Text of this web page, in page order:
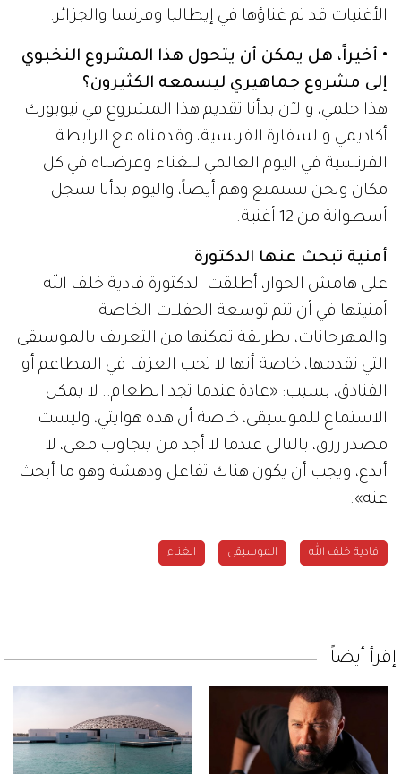
الأغنيات قد تم غناؤها في إيطاليا وفرنسا والجزائر.
• أخيراً، هل يمكن أن يتحول هذا المشروع النخبوي
إلى مشروع جماهيري ليسمعه الكثيرون؟
هذا حلمي، والآن بدأنا تقديم هذا المشروع في نيويورك
أكاديمي والسفارة الفرنسية، وقدمناه مع الرابطة
الفرنسية في اليوم العالمي للغناء وعرضناه في كل
مكان ونحن نستمتع وهم أيضاً، واليوم بدأنا نسجل
أسطوانة من 12 أغنية.
أمنية تبحث عنها الدكتورة
على هامش الحوار، أطلقت الدكتورة فادية خلف الله
أمنيتها في أن تتم توسعة الحفلات الخاصة
والمهرجانات، بطريقة تمكنها من التعريف بالموسيقى
التي تقدمها، خاصة أنها لا تحب العزف في المطاعم أو
الفنادق، بسبب: «عادة عندما تجد الطعام.. لا يمكن
الاستماع للموسيقى، خاصة أن هذه هوايتي، وليست
مصدر رزق، بالتالي عندما لا أجد من يتجاوب معي، لا
أبدع، ويجب أن يكون هناك تفاعل ودهشة وهو ما أبحث
عنه».
فادية خلف الله الموسيقى الغناء
إقرأ أيضاً